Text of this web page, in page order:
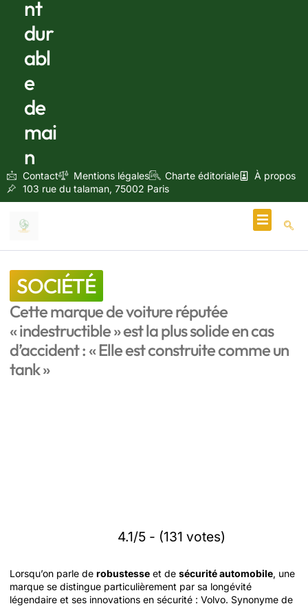
nt
dur
abl
e
de
mai
n
Contact Mentions légales Charte éditoriale
À propos
103 rue du talaman, 75002 Paris
SOCIÉTÉ
Cette marque de voiture réputée
« indestructible » est la plus solide en cas
d’accident : « Elle est construite comme un
tank »
4.1/5 - (131 votes)
Lorsqu’on parle de robustesse et de sécurité automobile, une
marque se distingue particulièrement par sa longévité
légendaire et ses innovations en sécurité : Volvo. Synonyme de